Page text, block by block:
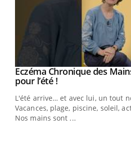
Youtube
Eczéma Chronique des
pour l’été !Youtube
L'été arrive… et avec lui, un tout
Vacances, plage, piscine, soleil,
Nos mains sont ...